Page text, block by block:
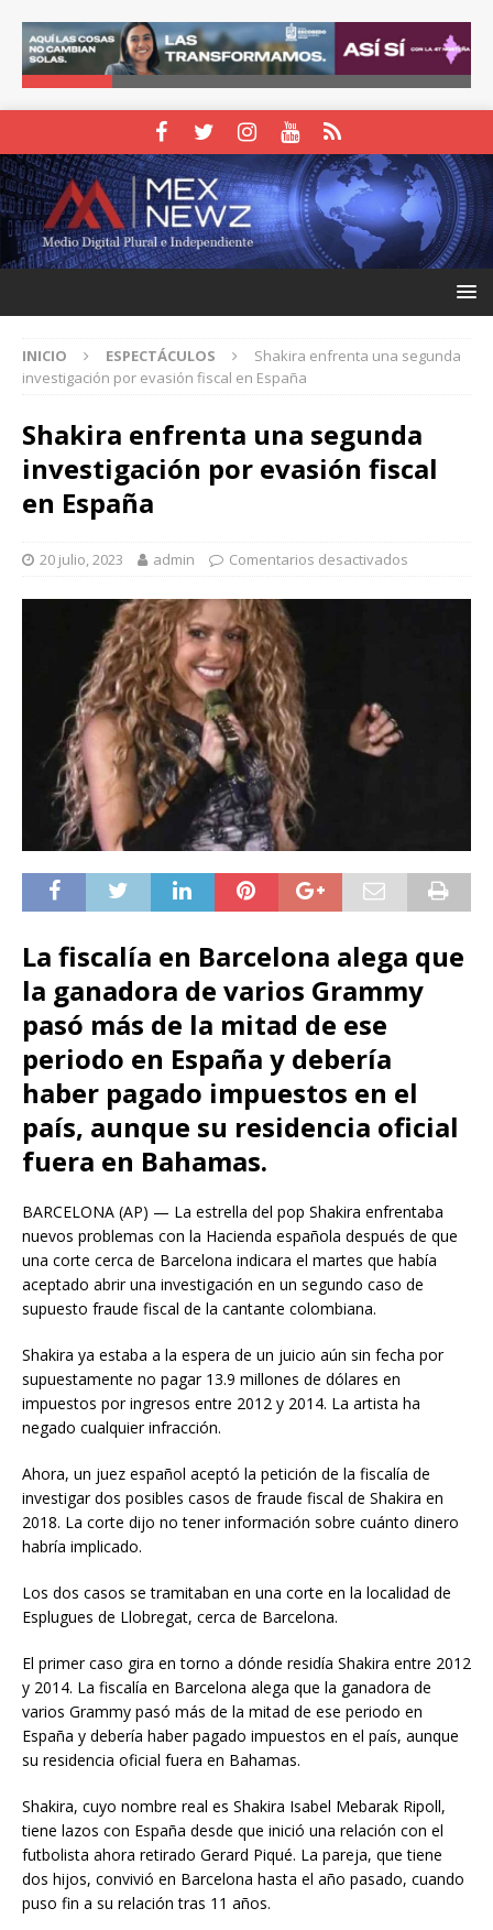
INICIO ESPECTÁCULOS
Shakira enfrenta una segunda
investigación por evasión fiscal en España
Shakira enfrenta una segunda
investigación por evasión fiscal
en España
20 julio, 2023 admin Comentarios desactivados
La fiscalía en Barcelona alega que
la ganadora de varios Grammy
pasó más de la mitad de ese
periodo en España y debería
haber pagado impuestos en el
país, aunque su residencia oficial
fuera en Bahamas.
BARCELONA (AP) — La estrella del pop Shakira enfrentaba
nuevos problemas con la Hacienda española después de que
una corte cerca de Barcelona indicara el martes que había
aceptado abrir una investigación en un segundo caso de
supuesto fraude fiscal de la cantante colombiana.
Shakira ya estaba a la espera de un juicio aún sin fecha por
supuestamente no pagar 13.9 millones de dólares en
impuestos por ingresos entre 2012 y 2014. La artista ha
negado cualquier infracción.
Ahora, un juez español aceptó la petición de la fiscalía de
investigar dos posibles casos de fraude fiscal de Shakira en
2018. La corte dijo no tener información sobre cuánto dinero
habría implicado.
Los dos casos se tramitaban en una corte en la localidad de
Esplugues de Llobregat, cerca de Barcelona.
El primer caso gira en torno a dónde residía Shakira entre 2012
y 2014. La fiscalía en Barcelona alega que la ganadora de
varios Grammy pasó más de la mitad de ese periodo en
España y debería haber pagado impuestos en el país, aunque
su residencia oficial fuera en Bahamas.
Shakira, cuyo nombre real es Shakira Isabel Mebarak Ripoll,
tiene lazos con España desde que inició una relación con el
futbolista ahora retirado Gerard Piqué. La pareja, que tiene
dos hijos, convivió en Barcelona hasta el año pasado, cuando
puso fin a su relación tras 11 años.